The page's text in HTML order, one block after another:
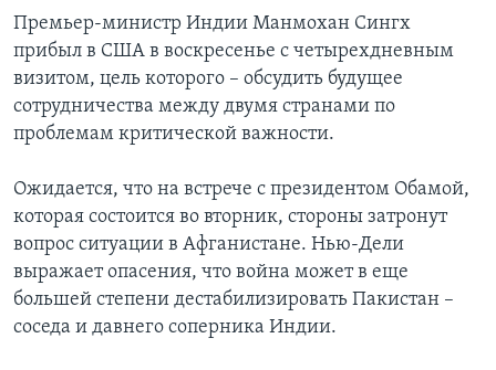
Перейти
поиск
ПОЧЕМУ ЭТО ВАЖНО?
ДЕТАЛИ
НЬЮ-ЙОРК NEW YORK
АМЕРИКА. БОЛЬШОЕ ПУТЕШЕСТВИЕ
А КАК В АМЕРИКЕ?
АМЕРИКАНСКИЕ ГОРОДКИ
ТЕСТЫ
ФАКТЫ ПРОТИВ ФЕЙКОВ
ЗА СВОБОДУ ПРЕССЫ
УЧИМ АНГЛИЙСКИЙ
ВИДЕО
ПОДПИСКА НА НОВОСТИ
Learning English
СОЦИАЛЬНЫЕ СЕТИ
Премьер-министр Индии Манмохан Сингх
прибыл в США в воскресенье с четырехдневным
визитом, цель которого – обсудить будущее
сотрудничества между двумя странами по
проблемам критической важности.
Ожидается, что на встрече с президентом Обамой,
которая состоится во вторник, стороны затронут
вопрос ситуации в Афганистане. Нью-Дели
выражает опасения, что война может в еще
большей степени дестабилизировать Пакистан –
соседа и давнего соперника Индии.